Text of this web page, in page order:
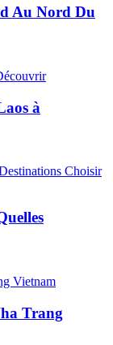
Au Nord Du
à
Trang